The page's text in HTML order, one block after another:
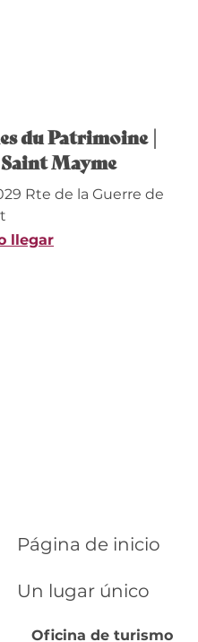
Página de inicio
Un lugar único
Oficina de turismo
du Patrimoine |
Mayme
Rte de la Guerre de
llegar
90 49